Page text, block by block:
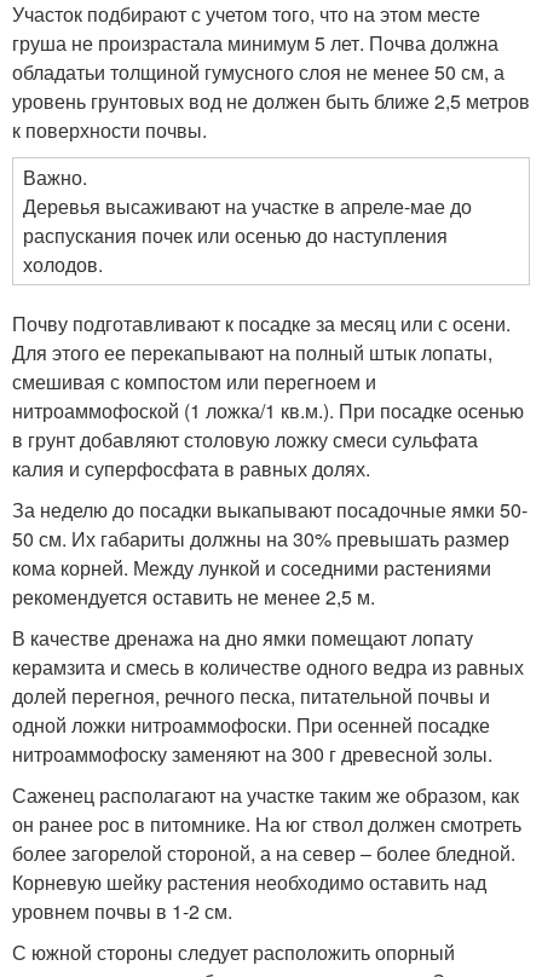
Участок подбирают с учетом того, что на этом месте
груша не произрастала минимум 5 лет. Почва должна
обладатьи толщиной гумусного слоя не менее 50 см, а
уровень грунтовых вод не должен быть ближе 2,5 метров
к поверхности почвы.
Важно.
Деревья высаживают на участке в апреле-мае до
распускания почек или осенью до наступления
холодов.
Почву подготавливают к посадке за месяц или с осени.
Для этого ее перекапывают на полный штык лопаты,
смешивая с компостом или перегноем и
нитроаммофоской (1 ложка/1 кв.м.). При посадке осенью
в грунт добавляют столовую ложку смеси сульфата
калия и суперфосфата в равных долях.
За неделю до посадки выкапывают посадочные ямки 50-
50 см. Их габариты должны на 30% превышать размер
кома корней. Между лункой и соседними растениями
рекомендуется оставить не менее 2,5 м.
В качестве дренажа на дно ямки помещают лопату
керамзита и смесь в количестве одного ведра из равных
долей перегноя, речного песка, питательной почвы и
одной ложки нитроаммофоски. При осенней посадке
нитроаммофоску заменяют на 300 г древесной золы.
Саженец располагают на участке таким же образом, как
он ранее рос в питомнике. На юг ствол должен смотреть
более загорелой стороной, а на север – более бледной.
Корневую шейку растения необходимо оставить над
уровнем почвы в 1-2 см.
С южной стороны следует расположить опорный